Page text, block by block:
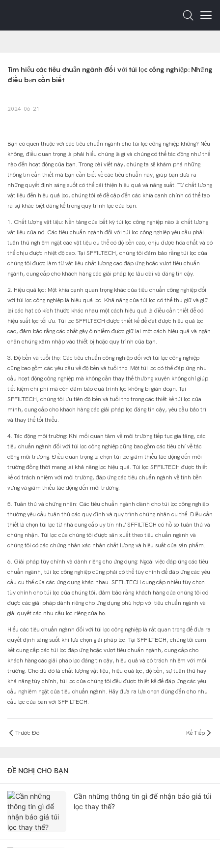
Tìm hiểu các tiêu chuẩn ngành đối với túi lọc công nghiệp: Những
điều bạn cần biết
2024-06-21
Bạn có quen thuộc với các tiêu chuẩn ngành cho túi lọc công nghiệp không? Nếu
không, điều quan trọng là phải hiểu chúng là gì và chúng có thể tác động như thế
nào đến hoạt động của bạn. Trong bài viết này, chúng ta sẽ khám phá những
thông tin cần thiết mà bạn cần biết về các tiêu chuẩn này, giúp bạn đưa ra
những quyết định sáng suốt có thể cải thiện hiệu quả và năng suất. Từ chất lượng
vật liệu đến hiệu quả lọc, chúng tôi sẽ đề cập đến các khía cạnh chính có thể tạo
ra sự khác biệt đáng kể trong quy trình lọc của bạn.
1. Chất lượng vật liệu: Nền tảng của bất kỳ túi lọc công nghiệp nào là chất lượng
vật liệu của nó. Các tiêu chuẩn ngành đối với túi lọc công nghiệp yêu cầu phải
tuân thủ nghiêm ngặt các vật liệu cụ thể có độ bền cao, chịu được hóa chất và có
thể chịu được nhiệt độ cao. Tại SFFILTECH, chúng tôi đảm bảo rằng túi lọc của
chúng tôi được làm từ vật liệu chất lượng cao đáp ứng hoặc vượt tiêu chuẩn
ngành, cung cấp cho khách hàng các giải pháp lọc lâu dài và đáng tin cậy.
2. Hiệu quả lọc: Một khía cạnh quan trọng khác của tiêu chuẩn công nghiệp đối
với túi lọc công nghiệp là hiệu quả lọc. Khả năng của túi lọc có thể thu giữ và giữ
lại các hạt có kích thước khác nhau một cách hiệu quả là điều cần thiết để có
hiệu suất lọc tối ưu. Túi lọc SFFILTECH được thiết kế để đạt được hiệu quả lọc
cao, đảm bảo rằng các chất gây ô nhiễm được giữ lại một cách hiệu quả và ngăn
chặn chúng xâm nhập vào thiết bị hoặc quy trình của bạn.
3. Độ bền và tuổi thọ: Các tiêu chuẩn công nghiệp đối với túi lọc công nghiệp
cũng bao gồm các yêu cầu về độ bền và tuổi thọ. Một túi lọc có thể đáp ứng nhu
cầu hoạt động công nghiệp mà không cần thay thế thường xuyên không chỉ giúp
tiết kiệm chi phí mà còn đảm bảo quá trình lọc không bị gián đoạn. Tại
SFFILTECH, chúng tôi ưu tiên độ bền và tuổi thọ trong các thiết kế túi lọc của
mình, cung cấp cho khách hàng các giải pháp lọc đáng tin cậy, yêu cầu bảo trì
và thay thế tối thiểu.
4. Tác động môi trường: Khi mối quan tâm về môi trường tiếp tục gia tăng, các
tiêu chuẩn ngành đối với túi lọc công nghiệp cũng bao gồm các tiêu chí về tác
động môi trường. Điều quan trọng là chọn túi lọc giảm thiểu tác động đến môi
trường đồng thời mang lại khả năng lọc hiệu quả. Túi lọc SFFILTECH được thiết
kế có trách nhiệm với môi trường, đáp ứng các tiêu chuẩn ngành về tính bền
vững và giảm thiểu tác động đến môi trường.
5. Tuân thủ và chứng nhận: Các tiêu chuẩn ngành dành cho túi lọc công nghiệp
thường yêu cầu tuân thủ các quy định và quy trình chứng nhận cụ thể. Điều cần
thiết là chọn túi lọc từ nhà cung cấp uy tín như SFFILTECH có hồ sơ tuân thủ và
chứng nhận. Túi lọc của chúng tôi được sản xuất theo tiêu chuẩn ngành và
chúng tôi có các chứng nhận xác nhận chất lượng và hiệu suất của sản phẩm.
6. Giải pháp tùy chỉnh và dành riêng cho ứng dụng: Ngoài việc đáp ứng các tiêu
chuẩn ngành, túi lọc công nghiệp cũng phải có thể tùy chỉnh để đáp ứng các yêu
cầu cụ thể của các ứng dụng khác nhau. SFFILTECH cung cấp nhiều tùy chọn
tùy chỉnh cho túi lọc của chúng tôi, đảm bảo rằng khách hàng của chúng tôi có
được các giải pháp dành riêng cho ứng dụng phù hợp với tiêu chuẩn ngành và
giải quyết các nhu cầu lọc riêng của họ.
Hiểu các tiêu chuẩn ngành đối với túi lọc công nghiệp là rất quan trọng để đưa ra
quyết định sáng suốt khi lựa chọn giải pháp lọc. Tại SFFILTECH, chúng tôi cam
kết cung cấp các túi lọc đáp ứng hoặc vượt tiêu chuẩn ngành, cung cấp cho
khách hàng các giải pháp lọc đáng tin cậy, hiệu quả và có trách nhiệm với môi
trường. Cho dù đó là chất lượng vật liệu, hiệu quả lọc, độ bền, sự tuân thủ hay
khả năng tùy chỉnh, túi lọc của chúng tôi đều được thiết kế để đáp ứng các yêu
cầu nghiêm ngặt của tiêu chuẩn ngành. Hãy đưa ra lựa chọn đúng đắn cho nhu
cầu lọc của bạn với SFFILTECH.
Trước Đó Kế Tiếp
ĐỀ NGHỊ CHO BẠN
Cần những thông tin gì để nhận báo giá túi
lọc thay thế?